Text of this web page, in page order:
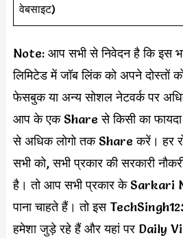
वेबसाइट)
Note: आप सभी से निवेदन है कि इस
लिमिटेड में जॉब लिंक को अपने
फेसबुक या अन्य सोशल नेटवर्क पर
आप के एक Share से किसी का
से अधिक लोगो तक Share करें। हर
सभी को, सभी प्रकार की सरकारी
है। तो आप सभी प्रकार के Sarkari
पाना चाहते हैं। तो इस
हमेशा जुड़े रहे हैं और यहां पर Daily